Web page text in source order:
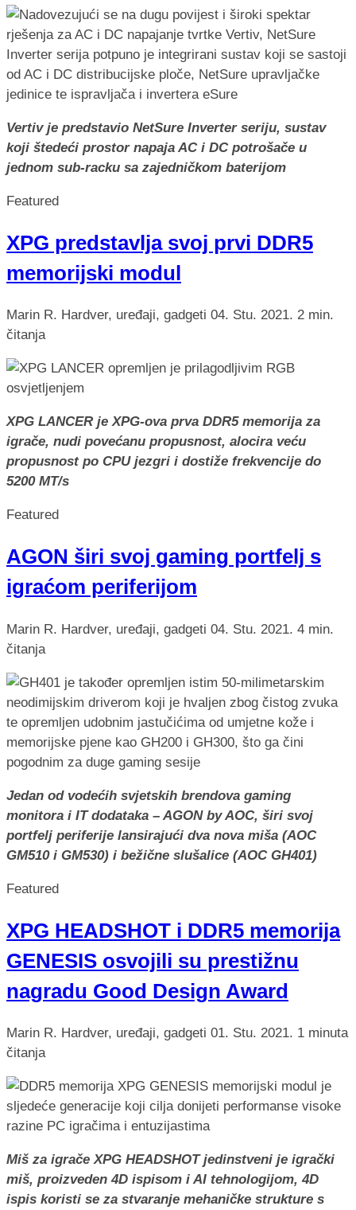
Vertiv je predstavio NetSure Inverter seriju, sustav
koji štedeći prostor napaja AC i DC potrošače u
jednom sub-racku sa zajedničkom baterijom
Featured
XPG predstavlja svoj prvi DDR5
memorijski modul
Marin R. Hardver, uređaji, gadgeti 04. Stu. 2021. 2 min.
čitanja
XPG LANCER je XPG-ova prva DDR5 memorija za
igrače, nudi povećanu propusnost, alocira veću
propusnost po CPU jezgri i dostiže frekvencije do
5200 MT/s
Featured
AGON širi svoj gaming portfelj s
igraćom periferijom
Marin R. Hardver, uređaji, gadgeti 04. Stu. 2021. 4 min.
čitanja
Jedan od vodećih svjetskih brendova gaming
monitora i IT dodataka – AGON by AOC, širi svoj
portfelj periferije lansirajući dva nova miša (AOC
GM510 i GM530) i bežične slušalice (AOC GH401)
Featured
XPG HEADSHOT i DDR5 memorija
GENESIS osvojili su prestižnu
nagradu Good Design Award
Marin R. Hardver, uređaji, gadgeti 01. Stu. 2021. 1 minuta
čitanja
Miš za igrače XPG HEADSHOT jedinstveni je igrački
miš, proizveden 4D ispisom i AI tehnologijom, 4D
ispis koristi se za stvaranje mehaničke strukture s